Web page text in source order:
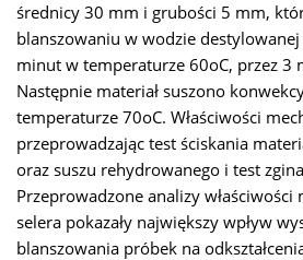
średnicy 30 mm i grubości 5 mm,
blanszowaniu w wodzie
minut w temperaturze 60oC, przez 3
Następnie materiał suszono
temperaturze 70oC. Właściwości
przeprowadzając test ściskania
oraz suszu rehydrowanego i test
Przeprowadzone analizy
selera pokazały największy wpływ
blanszowania próbek na